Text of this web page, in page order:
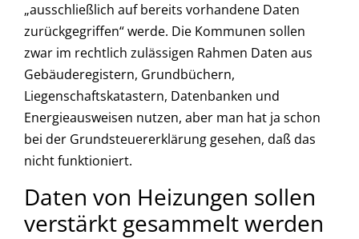
„ausschließlich auf bereits vorhandene Daten
zurückgegriffen“ werde. Die Kommunen sollen
zwar im rechtlich zulässigen Rahmen Daten aus
Gebäuderegistern, Grundbüchern,
Liegenschaftskatastern, Datenbanken und
Energieausweisen nutzen, aber man hat ja schon
bei der Grundsteuererklärung gesehen, daß das
nicht funktioniert.
Daten von Heizungen sollen
verstärkt gesammelt werden